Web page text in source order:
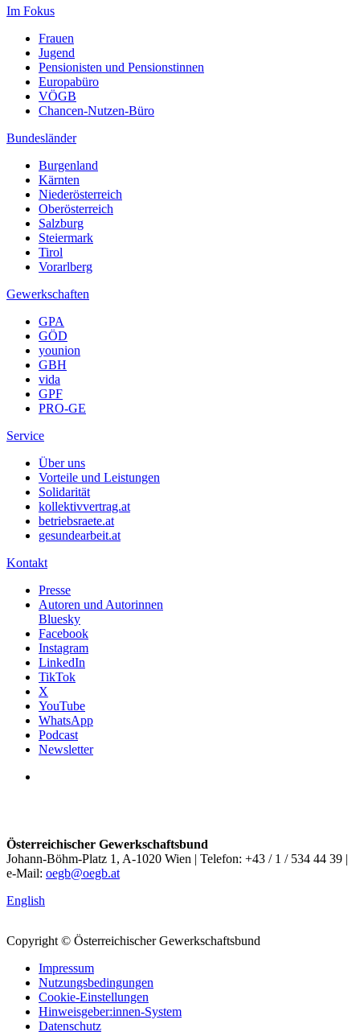
Im Fokus
Frauen
Jugend
Pensionisten und Pensionstinnen
Europabüro
VÖGB
Chancen-Nutzen-Büro
Bundesländer
Burgenland
Kärnten
Niederösterreich
Oberösterreich
Salzburg
Steiermark
Tirol
Vorarlberg
Gewerkschaften
GPA
GÖD
younion
GBH
vida
GPF
PRO-GE
Service
Über uns
Vorteile und Leistungen
Solidarität
kollektivvertrag.at
betriebsraete.at
gesundearbeit.at
Kontakt
Presse
Autoren und Autorinnen
Bluesky
Facebook
Instagram
LinkedIn
TikTok
X
YouTube
WhatsApp
Podcast
Newsletter
Österreichischer Gewerkschaftsbund
Johann-Böhm-Platz 1, A-1020 Wien | Telefon: +43 / 1 / 534 44 39 |
e-Mail: oegb@oegb.at
English
Copyright © Österreichischer Gewerkschaftsbund
Impressum
Nutzungsbedingungen
Cookie-Einstellungen
Hinweisgeber:innen-System
Datenschutz